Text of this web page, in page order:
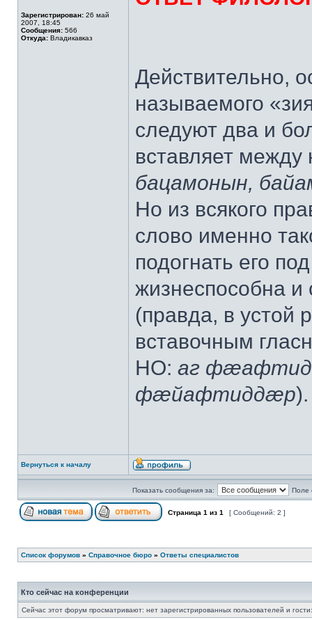
Зарегистрирован: 26 май
2007, 18:45
Сообщения: 566
Откуда: Владикавказ
Действительно,
называемого
следуют два и
вставляет
бацамонын,
Но из всякого
слово именно
подогнать его
жизнеспособна
(правда, в устой
вставочным
НО: аг
фæйафтиддæр).
Вернуться к началу
Показать сообщения за: Поле
Страница 1 из 1 [ Сообщений: 2 ]
Список форумов » Справочное бюро » Ответы специалистов
Кто сейчас на конференции
Сейчас этот форум просматривают: нет зарегистрированных пользователей и